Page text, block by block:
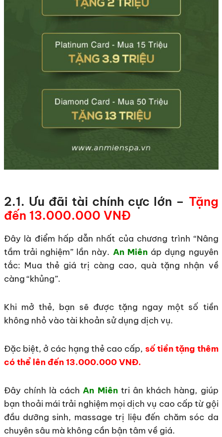
2.1. Ưu đãi tài chính cực lớn – Tặng
đến 13.000.000 VNĐ
Đây là điểm hấp dẫn nhất của chương trình “Nâng
tầm trải nghiệm” lần này. An Miênáp dụng nguyên
tắc: Mua thẻ giá trị càng cao, quà tặng nhận về
càng “khủng”.
Khi mở thẻ, bạn sẽ được tặng ngay một số tiền
không nhỏ vào tài khoản sử dụng dịch vụ.
Đặc biệt, ở các hạng thẻ cao cấp, số tiền tặng thêm
có thể lên đến 13.000.000 VNĐ.
Đây chính là cáchAn Miêntri ân khách hàng, giúp
bạn thoải mái trải nghiệm mọi dịch vụ cao cấp từ gội
đầu dưỡng sinh, massage trị liệu đến chăm sóc da
chuyên sâu mà không cần bận tâm về giá.